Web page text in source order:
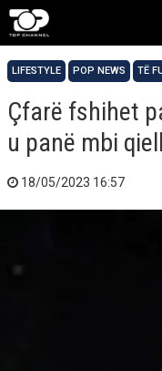
LIFESTYLE POP NEWS TË
Çfarë fshihet
u panë mbi
18/05/2023 16:57